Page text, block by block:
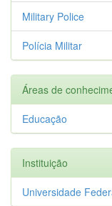
Military Police
Polícia Militar
Áreas de
Educação
Instituição
Universidade